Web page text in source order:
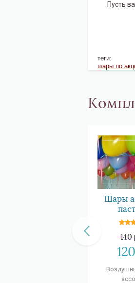
Пусть
теги:
шары по
Шары
120
140